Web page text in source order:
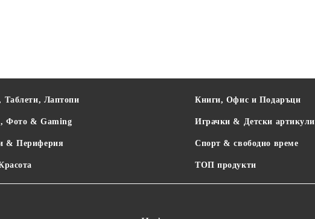
Таблети, Лаптопи
Фото & Gaming
& Периферия
Книги, Офис и Подаръци
Играчки & Детски артикули
Спорт & свободно време
ТОП продукти